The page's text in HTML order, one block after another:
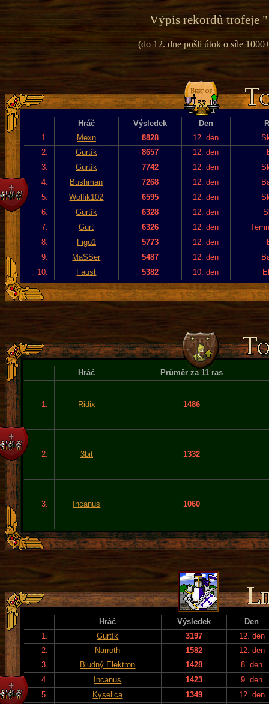
Výpis rekordů trofeje "
(do 12. dne pošli útok o síle
Hráč Výsledek Den
1.
Mexn 8828 12. den
2.
Gurtík 8657 12. den
3.
Gurtík 7742 12. den
4.
Bushman 7268 12. den
5.
Wolfik102 6595 12. den
6.
Gurtík 6328 12. den
7.
Gurt 6326 12. den
8.
Figo1 5773 12. den
9.
MaSSer 5487 12. den
10.
Faust 5382 10. den
Hráč Průměr za 11 ras
1. Ridix 1486
2. 3bit 1332
3. Incanus 1060
Hráč Výsledek
Den
1.
Gurtík 3197
12. den
2.
Narroth 1582
12. den
3.
Bludný Elektron 1428
8. den
4.
Incanus 1423
9. den
5.
Kyselica 1349
12. den